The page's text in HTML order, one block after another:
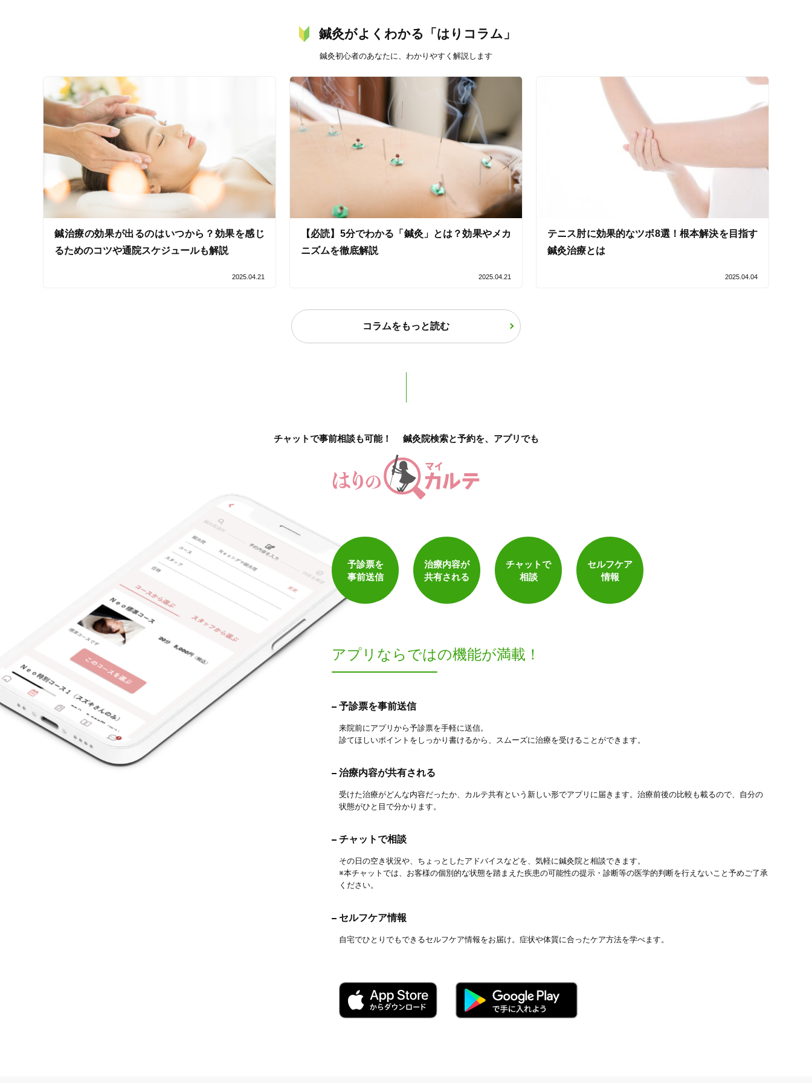
バリアフリー 個室完備
女性限定
接客・サービスの特徴
コロナ対応 オンラインサポートあり 丁寧な説明 セルフケアアドバイス
チャットでの事前相談 経験豊富なスタッフ在籍
痛みの少ない鍼シール 使い捨て鍼使用 トライアルコースあり
1 件 検索結果を見る
「健康にはりを見た」
鍼灸がよくわかる「はりコラム」
鍼灸初心者のあなたに、わかりやすく解説します
鍼治療の効果が出るのはいつから？効果を感じ
るためのコツや通院スケジュールも解説
2025.04.21
【必読】5分でわかる「鍼灸」とは？効果やメカ
ニズムを徹底解説
2025.04.21
テニス肘に効果的なツボ8選！根本解決を目指す
鍼灸治療とは
2025.04.04
コラムをもっと読む
チャットで事前相談も可能！ 鍼灸院検索と予約を、アプリでも
予診票を
事前送信
治療内容が
共有される
チャットで
相談
セルフケア
情報
アプリならではの機能が満載！
予診票を事前送信
来院前にアプリから予診票を手軽に送信。
診てほしいポイントをしっかり書けるから、スムーズに治療を受けることができます。
治療内容が共有される
受けた治療がどんな内容だったか、カルテ共有という新しい形でアプリに届きます。治療前後の比較も載るので、自分の
状態がひと目で分かります。
チャットで相談
その日の空き状況や、ちょっとしたアドバイスなどを、気軽に鍼灸院と相談できます。
※本チャットでは、お客様の個別的な状態を踏まえた疾患の可能性の提示・診断等の医学的判断を行えないこと予めご了承
ください。
セルフケア情報
自宅でひとりでもできるセルフケア情報をお届け。症状や体質に合ったケア方法を学べます。